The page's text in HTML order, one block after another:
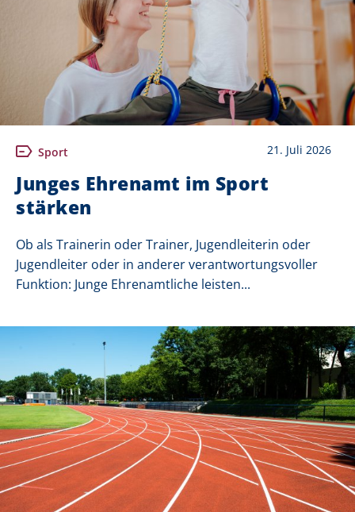
Sport 21. Juli 2026
Junges Ehrenamt im Sport
stärken
Ob als Trainerin oder Trainer, Jugendleiterin oder
Jugendleiter oder in anderer verantwortungsvoller
Funktion: Junge Ehrenamtliche leisten...